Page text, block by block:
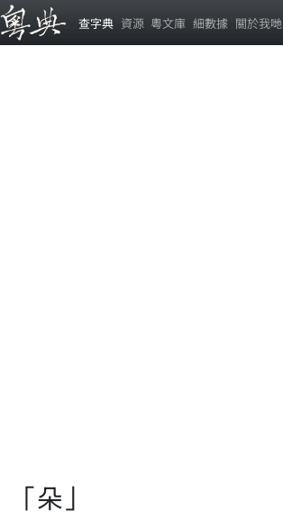
查字典 資源 粵文庫 細數據 關於我哋
「朵」